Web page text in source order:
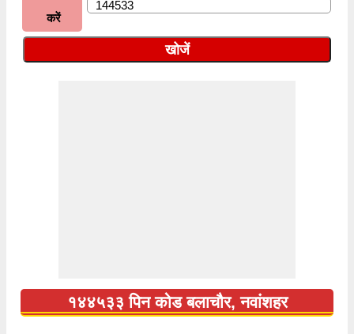
करें
१४४५३३ पिन कोड बलाचौर, नवांशहर